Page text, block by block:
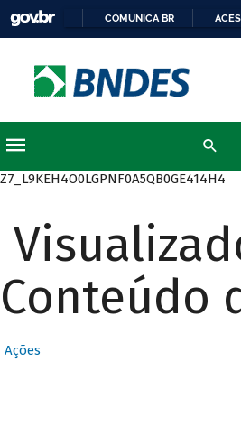
COMUNICA BR
Z7_L9KEH4O0LGPNF0A5QB0GE414H4
Conteúdo
Ações